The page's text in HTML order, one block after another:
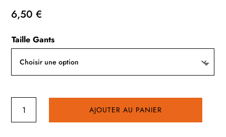
6,50€
Taille Gants
AJOUTER AU PANIER